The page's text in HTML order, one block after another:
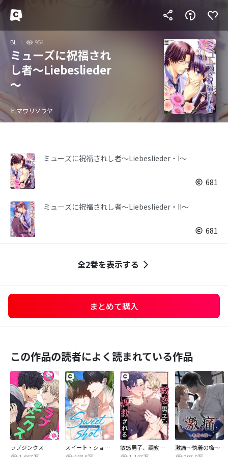
BL 954
ミューズに祝福され
し者～Liebeslieder
～
ヒマワリソウヤ
ミューズに祝福されし者～Liebeslieder・I～
681
ミューズに祝福されし者～Liebeslieder・II～
681
全2巻を表示する
まとめて購入
この作品の読者によく読まれている作品
ラブジンクス
スイート・ショット
敏感男子、調教される
激痛～執着の檻～